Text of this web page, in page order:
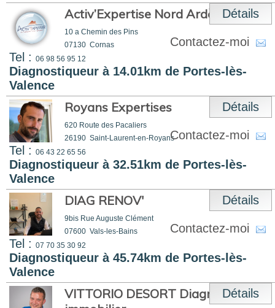
Activ’Expertise Nord Ardèche
10 a Chemin des Pins
07130 Cornas
Tel : 06 98 56 95 12
Diagnostiqueur à 14.01km de Portes-lès-
Valence
Détails
Contactez-moi
Royans Expertises
620 Route des Pacaliers
26190 Saint-Laurent-en-Royans
Tel : 06 43 22 65 56
Diagnostiqueur à 32.51km de Portes-lès-
Valence
Détails
Contactez-moi
DIAG RENOV'
9bis Rue Auguste Clément
07600 Vals-les-Bains
Tel : 07 70 35 30 92
Diagnostiqueur à 45.74km de Portes-lès-
Valence
Détails
Contactez-moi
VITTORIO DESORT Diagnostiqueur
Détails